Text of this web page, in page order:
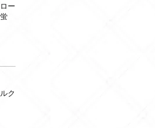
ー
ク